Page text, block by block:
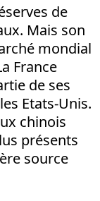
de
Mais son
mondial
France
de ses
Etats-Unis.
chinois
présents
source